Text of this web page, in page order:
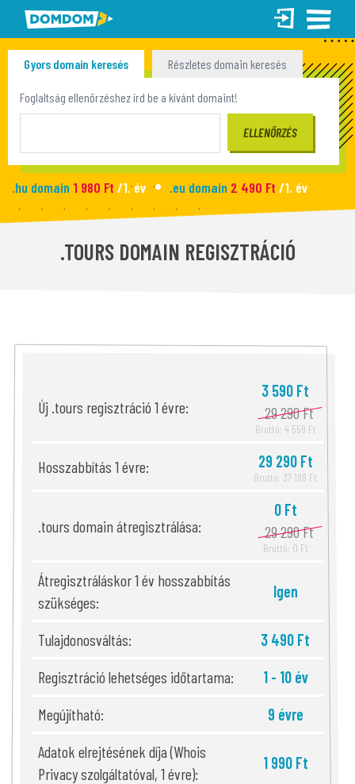
Gyors domain keresés
Részletes domain keresés
Tömeges domain keresés
Foglaltság ellenőrzéshez írd be a kívánt domaint!
.hu domain 1 980 Ft /1. év .eu domain 2 490 Ft /1. év
.site domain990 Ft/1. év .fun domain1 090 Ft/1. év
Új honlap2 990 Ft/hó
.TOURS DOMAIN REGISZTRÁCIÓ
Új .tours regisztráció 1 évre:
3 590 Ft
29 290 Ft
Bruttó: 4 559 Ft
Hosszabbítás 1 évre: 29 290 Ft
Bruttó: 37 198 Ft
.tours domain átregisztrálása:
0 Ft
29 290 Ft
Bruttó: 0 Ft
Átregisztráláskor 1 év hosszabbítás
szükséges:
Igen
Tulajdonosváltás:
3 490 Ft
Regisztráció lehetséges időtartama:
1 - 10 év
Megújítható:
9 évre
Adatok elrejtésének díja (Whois
Privacy szolgáltatóval, 1 évre):
1 990 Ft